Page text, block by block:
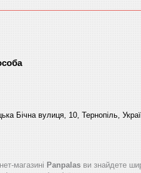
Бічна вулиця, 10, Тернопіль,
магазині Panpalas ви знайдете